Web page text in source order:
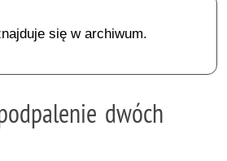
się w archiwum.
dwóch